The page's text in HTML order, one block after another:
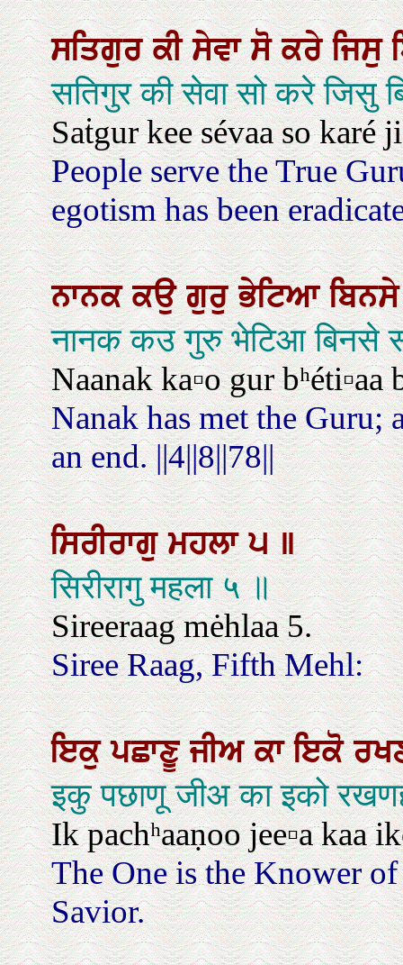
ਸਤਿਗੁਰਕੀਸੇਵਾਸੋਕਰੇਜਿਸੁ
सतिगुर की सेवा सो करे जिसु
Saṫgur kee sévaa so karé
People serve the True
egotism has been
ਨਾਨਕਕਉਗੁਰੁਭੇਟਿਆ
नानक कउ गुरु भेटिआ बिनसे
Naanak ka▫o gur bʰéti▫aa
Nanak has met the Guru;
an end. ||4||8||78||
ਸਿਰੀਰਾਗੁਮਹਲਾ੫॥
सिरीरागु महला ५ ॥
Sireeraag mėhlaa 5.
Siree Raag, Fifth Mehl:
ਇਕੁਪਛਾਣੂਜੀਅਕਾਇਕੋ
इकु पछाणू जीअ का इको
Ik pachʰaaṇoo jee▫a kaa
The One is the Knower
Savior.